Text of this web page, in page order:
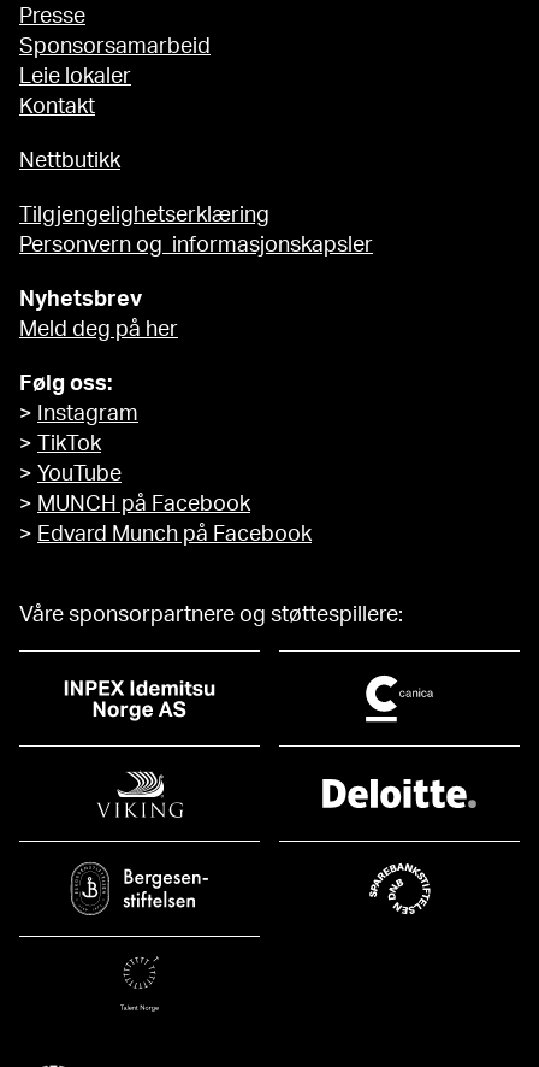
Presse
Sponsorsamarbeid
Leie lokaler
Kontakt
Nettbutikk
Tilgjengelighetserklæring
Personvern og informasjonskapsler
Nyhetsbrev
Meld deg på her
Følg oss:
>
Instagram
>
TikTok
> YouTube
> MUNCH på Facebook
> Edvard Munch på Facebook
Våre sponsorpartnere og støttespillere: